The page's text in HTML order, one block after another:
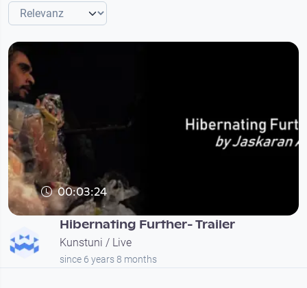
00:03:24
Hibernating Further- Trailer
Kunstuni / Live
since 6 years 8 months